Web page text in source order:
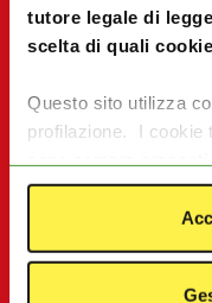
tutore legale di
scelta di quali
Questo sito utilizza
profilazione. I cookie
sono sempre
consentono di
monitorando
profilazione e le